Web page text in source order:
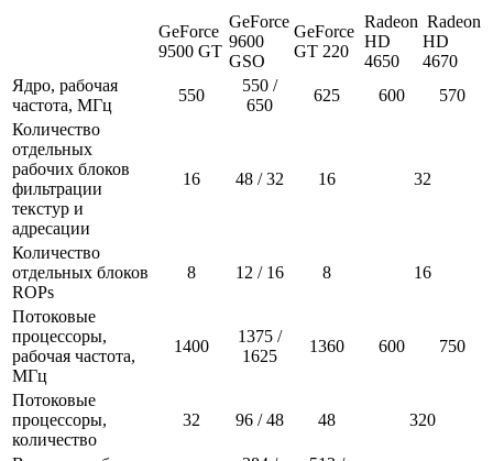
GeForce
9500 GT
GeForce
9600
GSO
GeForce
GT 220
Radeon
HD
4650
Radeon
HD
4670
Ядро, рабочая
частота, МГц
550
550 /
650
625 600
570
Количество
отдельных
рабочих блоков
фильтрации
текстур и
адресации
16 48 / 32 16 32
Количество
отдельных блоков
ROPs
8 12 / 16 8 16
Потоковые
процессоры,
рабочая частота,
МГц
1400
1375 /
1625
1360 600 750
Потоковые
процессоры,
количество
32 96 / 48 48 320